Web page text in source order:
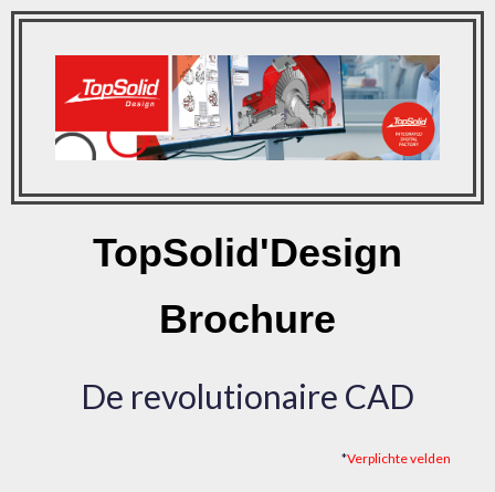
TopSolid'Design
Brochure
De revolutionaire CAD
*Verplichte velden